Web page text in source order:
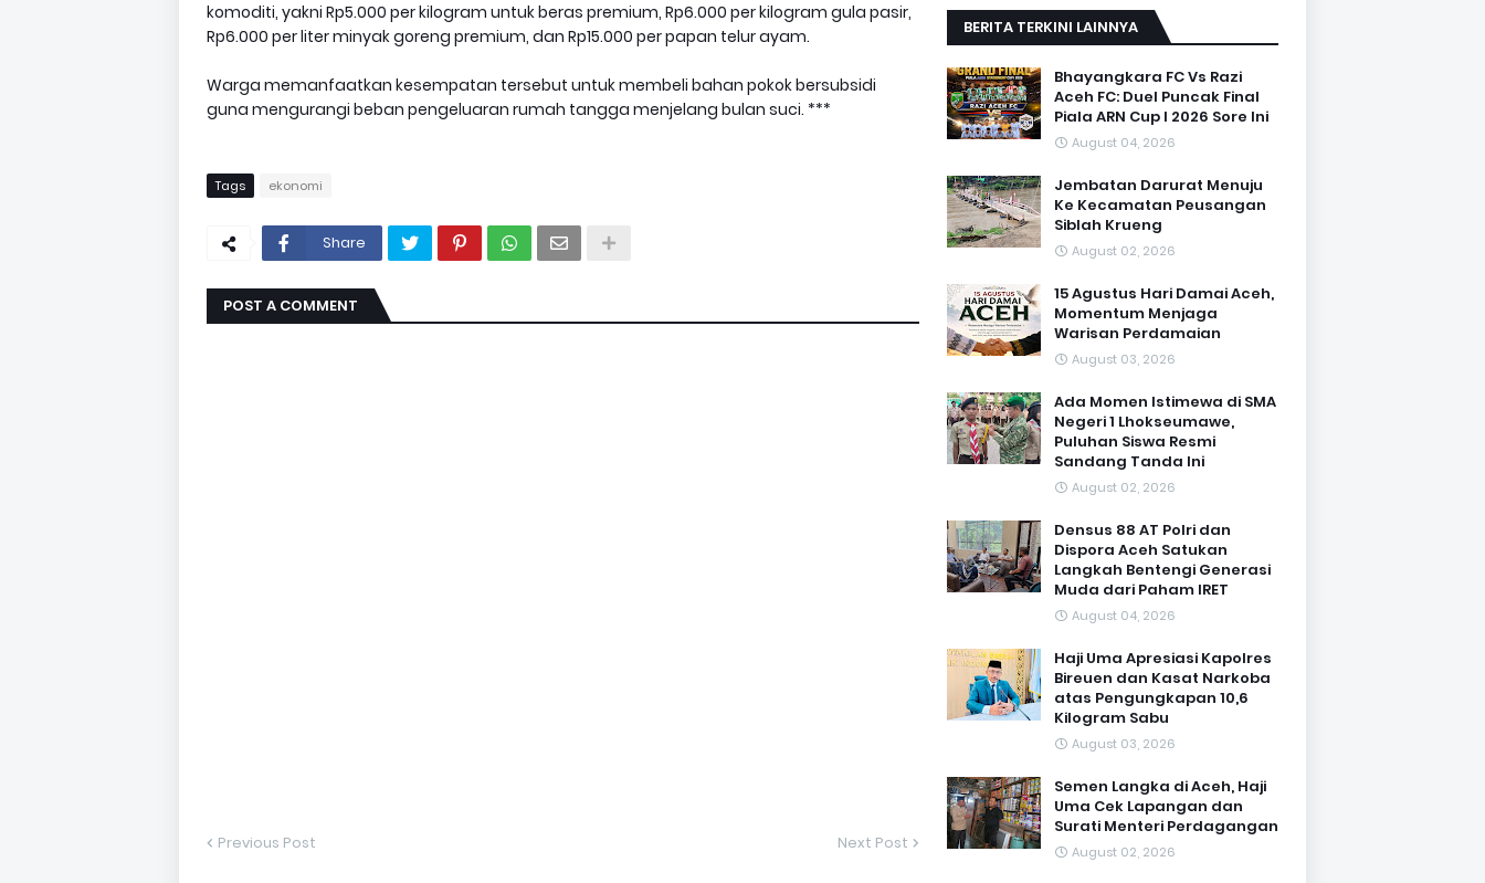
komoditi, yakni Rp5.000 per kilogram untuk beras premium, Rp6.000 per kilogram gula pasir,
Rp6.000 per liter minyak goreng premium, dan Rp15.000 per papan telur ayam.
Warga memanfaatkan kesempatan tersebut untuk membeli bahan pokok bersubsidi
guna mengurangi beban pengeluaran rumah tangga menjelang bulan suci. ***
Tags ekonomi
Share
POST A COMMENT
Previous Post Next Post
BERITA TERKINI LAINNYA
Bhayangkara FC Vs Razi
Aceh FC: Duel Puncak Final
Piala ARN Cup I 2026 Sore Ini
August 04, 2026
Jembatan Darurat Menuju
Ke Kecamatan Peusangan
Siblah Krueng
August 02, 2026
15 Agustus Hari Damai Aceh,
Momentum Menjaga
Warisan Perdamaian
August 03, 2026
Ada Momen Istimewa di SMA
Negeri 1 Lhokseumawe,
Puluhan Siswa Resmi
Sandang Tanda Ini
August 02, 2026
Densus 88 AT Polri dan
Dispora Aceh Satukan
Langkah Bentengi Generasi
Muda dari Paham IRET
August 04, 2026
Haji Uma Apresiasi Kapolres
Bireuen dan Kasat Narkoba
atas Pengungkapan 10,6
Kilogram Sabu
August 03, 2026
Semen Langka di Aceh, Haji
Uma Cek Lapangan dan
Surati Menteri Perdagangan
August 02, 2026